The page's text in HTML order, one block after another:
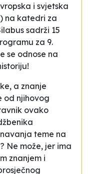
i svjetska
na katedri za
sadrži 15
za 9.
se odnose na
a znanje
od njihovog
ovako
teme na
Ne može, jer ima
znanjem i